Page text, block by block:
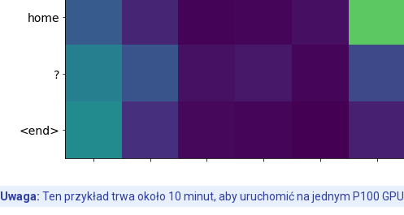
Uwaga: Ten przykład trwa około 10 minut, aby uruchomić na jednym P100 GPU.